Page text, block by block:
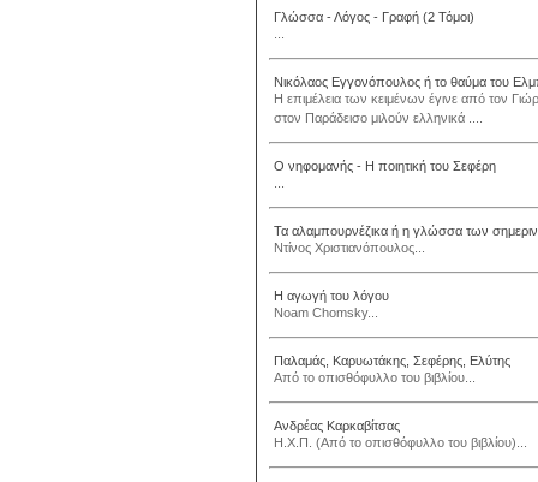
Γλώσσα - Λόγος - Γραφή (2 Τόμοι)
Νικόλαος Εγγονόπουλος ή το θαύμα του
Η επιμέλεια των κειμένων έγινε από τον
στον Παράδεισο μιλούν ελληνικά ....
Ο νηφομανής - Η ποιητική του Σεφέρη
Τα αλαμπουρνέζικα ή η γλώσσα των
Ντίνος Χριστιανόπουλος...
Η αγωγή του λόγου
Noam Chomsky...
Παλαμάς, Καρυωτάκης, Σεφέρης, Ελύτης
Από το οπισθόφυλλο του βιβλίου...
Ανδρέας Καρκαβίτσας
Η.Χ.Π. (Από το οπισθόφυλλο του βιβλίου)...